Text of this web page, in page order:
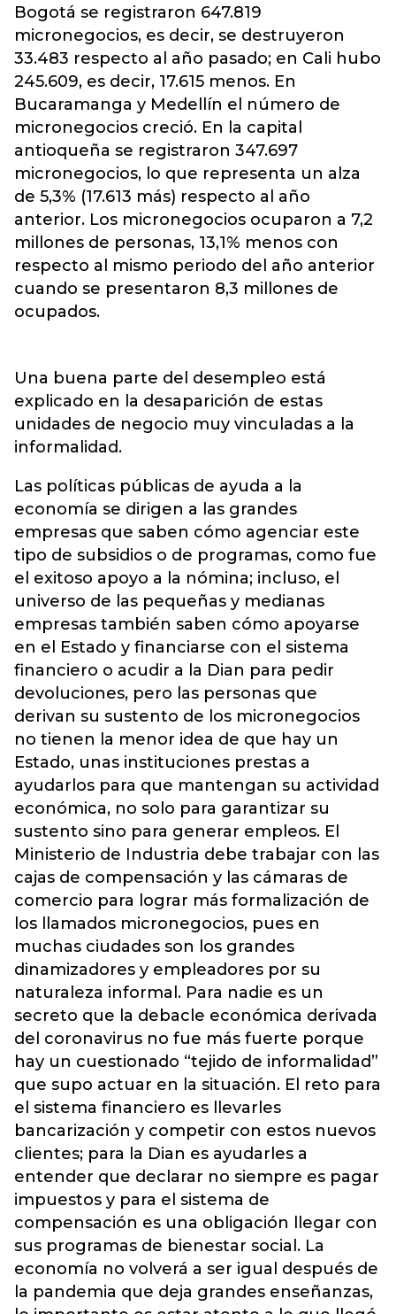
Bogotá se registraron 647.819
micronegocios, es decir, se destruyeron
33.483 respecto al año pasado; en Cali hubo
245.609, es decir, 17.615 menos. En
Bucaramanga y Medellín el número de
micronegocios creció. En la capital
antioqueña se registraron 347.697
micronegocios, lo que representa un alza
de 5,3% (17.613 más) respecto al año
anterior. Los micronegocios ocuparon a 7,2
millones de personas, 13,1% menos con
respecto al mismo periodo del año anterior
cuando se presentaron 8,3 millones de
ocupados.
Una buena parte del desempleo está
explicado en la desaparición de estas
unidades de negocio muy vinculadas a la
informalidad.
Las políticas públicas de ayuda a la
economía se dirigen a las grandes
empresas que saben cómo agenciar este
tipo de subsidios o de programas, como fue
el exitoso apoyo a la nómina; incluso, el
universo de las pequeñas y medianas
empresas también saben cómo apoyarse
en el Estado y financiarse con el sistema
financiero o acudir a la Dian para pedir
devoluciones, pero las personas que
derivan su sustento de los micronegocios
no tienen la menor idea de que hay un
Estado, unas instituciones prestas a
ayudarlos para que mantengan su actividad
económica, no solo para garantizar su
sustento sino para generar empleos. El
Ministerio de Industria debe trabajar con las
cajas de compensación y las cámaras de
comercio para lograr más formalización de
los llamados micronegocios, pues en
muchas ciudades son los grandes
dinamizadores y empleadores por su
naturaleza informal. Para nadie es un
secreto que la debacle económica derivada
del coronavirus no fue más fuerte porque
hay un cuestionado “tejido de informalidad”
que supo actuar en la situación. El reto para
el sistema financiero es llevarles
bancarización y competir con estos nuevos
clientes; para la Dian es ayudarles a
entender que declarar no siempre es pagar
impuestos y para el sistema de
compensación es una obligación llegar con
sus programas de bienestar social. La
economía no volverá a ser igual después de
la pandemia que deja grandes enseñanzas,